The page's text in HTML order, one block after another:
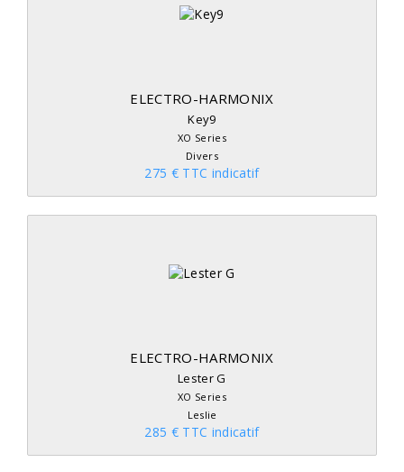
ELECTRO-HARMONIX
Key9
XO Series
Divers
275 € TTC indicatif
ELECTRO-HARMONIX
Lester G
XO Series
Leslie
285 € TTC indicatif